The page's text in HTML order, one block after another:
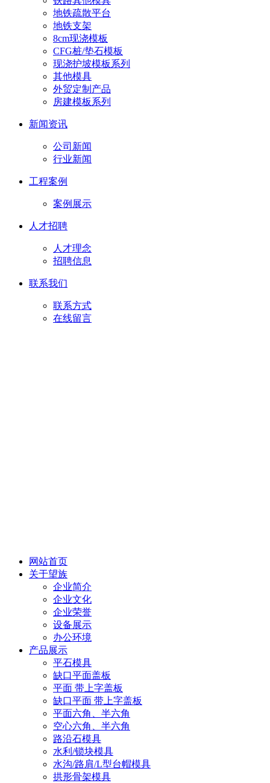
地铁疏散平台
地铁支架
8cm现浇模板
CFG桩/垫石模板
现浇护坡模板系列
其他模具
外贸定制产品
房建模板系列
新闻资讯
公司新闻
行业新闻
工程案例
案例展示
人才招聘
人才理念
招聘信息
联系我们
联系方式
在线留言
网站首页
关于望族
企业简介
企业文化
企业荣誉
设备展示
办公环境
产品展示
平石模具
缺口平面盖板
平面 带上字盖板
缺口平面 带上字盖板
平面六角、半六角
空心六角、半六角
路沿石模具
水利/锁块模具
水沟/路肩/L型台帽模具
拱形骨架模具